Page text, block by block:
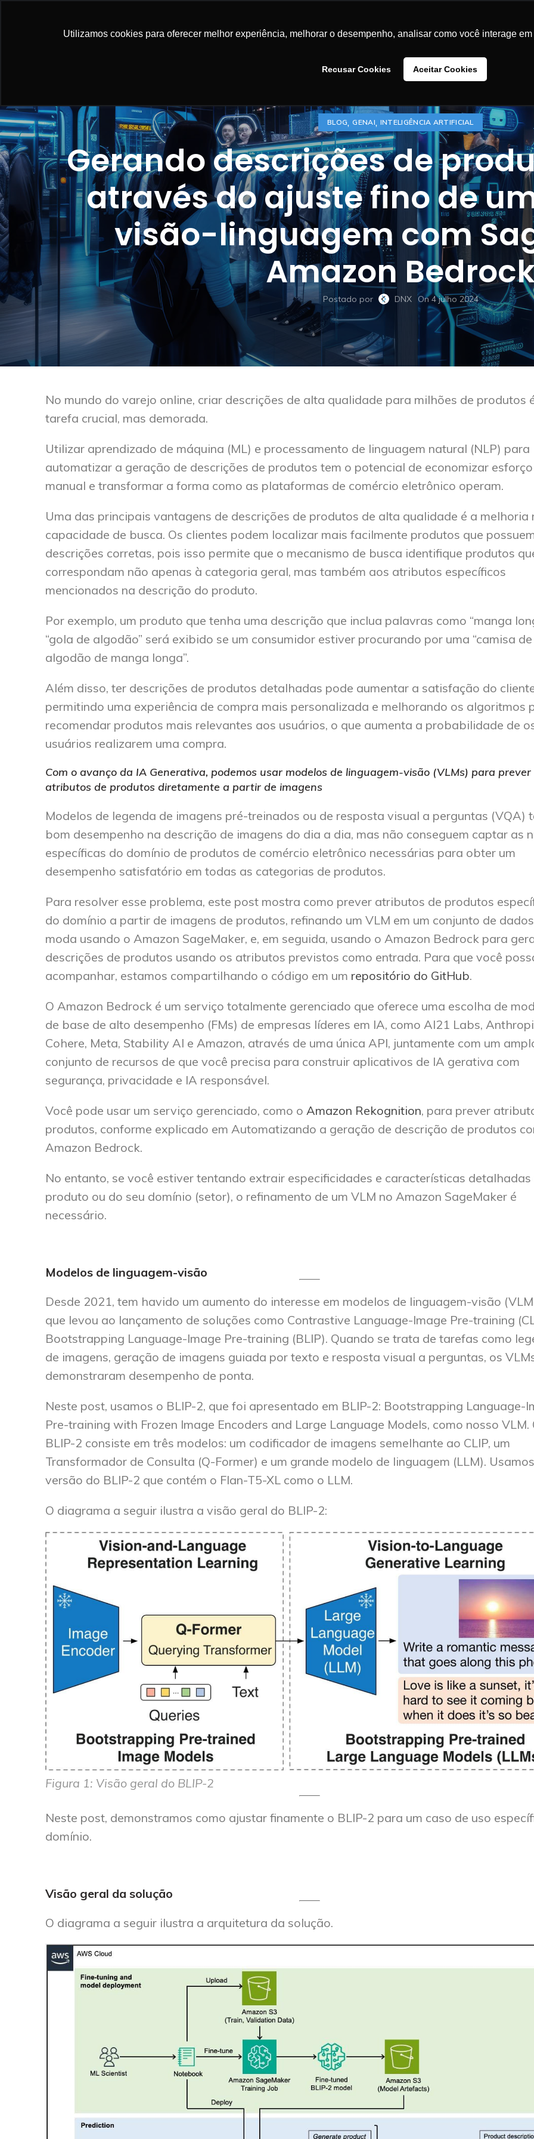
Utilizamos cookies para oferecer melhor experiência, melhorar o desempenho, analisar como você interage
Recusar Cookies Aceitar Cookies
BLOG,GENAI, INTELIGÊNCIA ARTIFICIAL
Gerando descrições de
através do ajuste fino de
visão-linguagem com
Amazon
Postado por DNX On 4 julho 2024
No mundo do varejo online, criar descrições de alta qualidade para milhões de produtos
tarefa crucial, mas demorada.
Utilizar aprendizado de máquina (ML) e processamento de linguagem natural (NLP) para
automatizar a geração de descrições de produtos tem o potencial de economizar esforço
manual e transformar a forma como as plataformas de comércio eletrônico operam.
Uma das principais vantagens de descrições de produtos de alta qualidade é a melhoria
capacidade de busca. Os clientes podem localizar mais facilmente produtos que
descrições corretas, pois isso permite que o mecanismo de busca identifique produtos
correspondam não apenas à categoria geral, mas também aos atributos específicos
mencionados na descrição do produto.
Por exemplo, um produto que tenha uma descrição que inclua palavras como “manga
“gola de algodão” será exibido se um consumidor estiver procurando por uma “camisa de
algodão de manga longa”.
Além disso, ter descrições de produtos detalhadas pode aumentar a satisfação do
permitindo uma experiência de compra mais personalizada e melhorando os algoritmos
recomendar produtos mais relevantes aos usuários, o que aumenta a probabilidade de
usuários realizarem uma compra.
Com o avanço da IA Generativa, podemos usar modelos de linguagem-visão (VLMs) para prever
atributos de produtos diretamente a partir de imagens
Modelos de legenda de imagens pré-treinados ou de resposta visual a perguntas (VQA)
bom desempenho na descrição de imagens do dia a dia, mas não conseguem captar as
específicas do domínio de produtos de comércio eletrônico necessárias para obter um
desempenho satisfatório em todas as categorias de produtos.
Para resolver esse problema, este post mostra como prever atributos de produtos
do domínio a partir de imagens de produtos, refinando um VLM em um conjunto de
moda usando o Amazon SageMaker, e, em seguida, usando o Amazon Bedrock para
descrições de produtos usando os atributos previstos como entrada. Para que você
acompanhar, estamos compartilhando o código em um repositório do GitHub.
O Amazon Bedrock é um serviço totalmente gerenciado que oferece uma escolha de
de base de alto desempenho (FMs) de empresas líderes em IA, como AI21 Labs,
Cohere, Meta, Stability AI e Amazon, através de uma única API, juntamente com um
conjunto de recursos de que você precisa para construir aplicativos de IA gerativa com
segurança, privacidade e IA responsável.
Você pode usar um serviço gerenciado, como o Amazon Rekognition, para prever
produtos, conforme explicado em Automatizando a geração de descrição de produtos
Amazon Bedrock.
No entanto, se você estiver tentando extrair especificidades e características detalhadas
produto ou do seu domínio (setor), o refinamento de um VLM no Amazon SageMaker é
necessário.
Modelos de linguagem-visão
Desde 2021, tem havido um aumento do interesse em modelos de linguagem-visão
que levou ao lançamento de soluções como Contrastive Language-Image Pre-training
Bootstrapping Language-Image Pre-training (BLIP). Quando se trata de tarefas como
de imagens, geração de imagens guiada por texto e resposta visual a perguntas, os
demonstraram desempenho de ponta.
Neste post, usamos o BLIP-2, que foi apresentado em BLIP-2: Bootstrapping Language-
Pre-training with Frozen Image Encoders and Large Language Models, como nosso VLM.
BLIP-2 consiste em três modelos: um codificador de imagens semelhante ao CLIP, um
Transformador de Consulta (Q-Former) e um grande modelo de linguagem (LLM).
versão do BLIP-2 que contém o Flan-T5-XL como o LLM.
O diagrama a seguir ilustra a visão geral do BLIP-2:
Figura 1: Visão geral do BLIP-2
Neste post, demonstramos como ajustar finamente o BLIP-2 para um caso de uso
domínio.
Visão geral da solução
O diagrama a seguir ilustra a arquitetura da solução.